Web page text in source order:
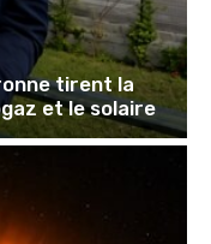
tirent la
et le solaire